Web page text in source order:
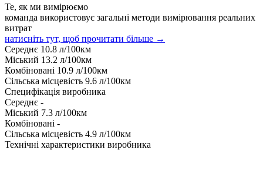
Те, як ми вимірюємо
команда використовує загальні методи вимірювання реальних
витрат
натисніть тут, щоб прочитати більше →
Середнє 10.8 л/100км
Міський 13.2 л/100км
Комбіновані 10.9 л/100км
Сільська місцевість 9.6 л/100км
Специфікація виробника
Середнє -
Міський 7.3 л/100км
Комбіновані -
Сільська місцевість 4.9 л/100км
Технічні характеристики виробника